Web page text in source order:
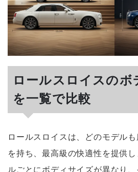
ロールスロイスのボ
を一覧で比較
ロールスロイスは、どのモデル
を持ち、最高級の快適性を提供
ルごとにボディサイズが異なり